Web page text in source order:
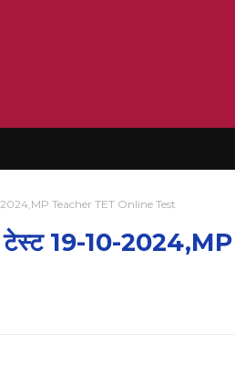
2024,MP Teacher TET Online Test
टेस्ट 19-10-2024,MP